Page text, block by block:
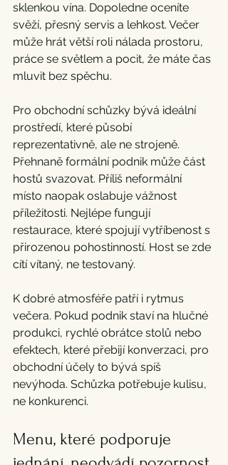
sklenkou vína. Dopoledne oceníte
svěží, přesný servis a lehkost. Večer
může hrát větší roli nálada prostoru,
práce se světlem a pocit, že máte čas
mluvit bez spěchu.
Pro obchodní schůzky bývá ideální
prostředí, které působí
reprezentativně, ale ne strojeně.
Přehnaně formální podnik může část
hostů svazovat. Příliš neformální
místo naopak oslabuje vážnost
příležitosti. Nejlépe fungují
restaurace, které spojují vytříbenost s
přirozenou pohostinností. Host se zde
cítí vítaný, ne testovaný.
K dobré atmosféře patří i rytmus
večera. Pokud podnik staví na hlučné
produkci, rychlé obrátce stolů nebo
efektech, které přebijí konverzaci, pro
obchodní účely to bývá spíš
nevýhoda. Schůzka potřebuje kulisu,
ne konkurenci.
Menu, které podporuje